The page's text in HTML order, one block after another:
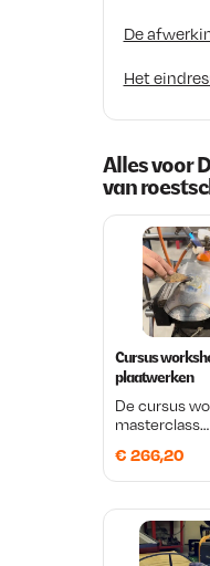
De
Het
Alles voor
van
Cursus
plaatwerken
De cursus
masterclass
waarin je de
traditioneel
leert. Je
technieken
€ 266,20